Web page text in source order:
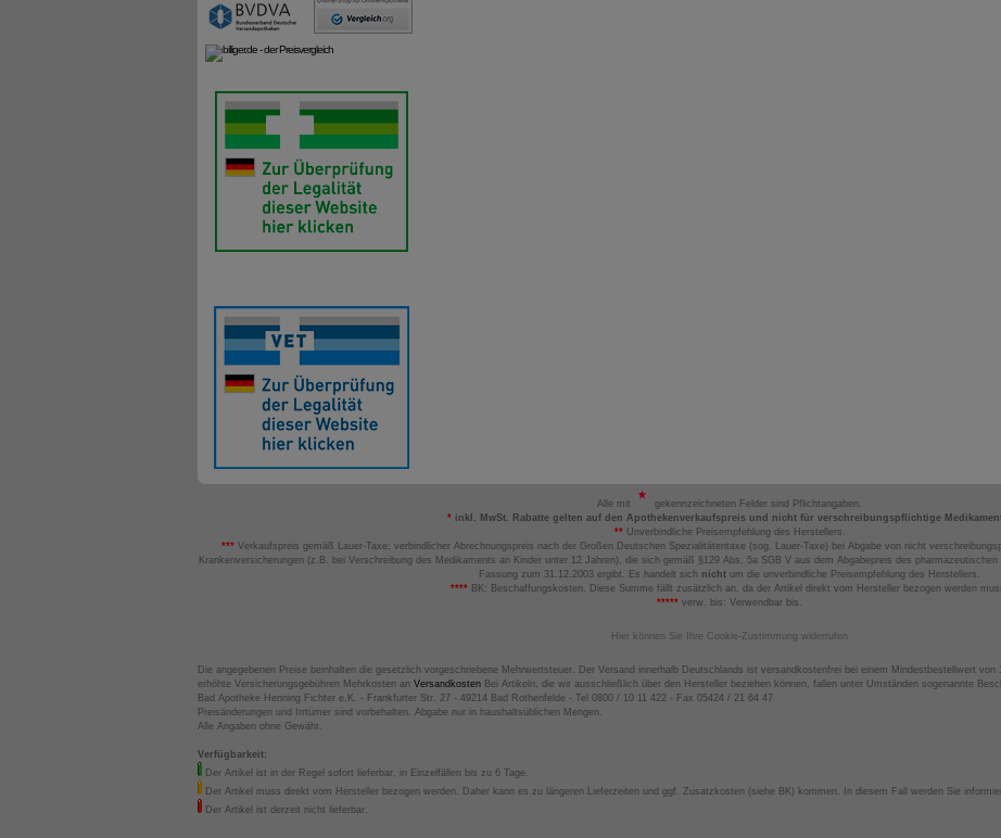
Alle mit
gekennzeichneten Felder sind Pflichtangaben.
* inkl. MwSt. Rabatte gelten auf den Apothekenverkaufspreis und nicht für verschreibungspflichtige
**Unverbindliche Preisempfehlung des Herstellers.
*** Verkaufspreis gemäß Lauer-Taxe; verbindlicher Abrechnungspreis nach der Großen Deutschen Spezialitätentaxe (sog. Lauer-Taxe) bei Abgabe von nicht
Krankenversicherungen (z.B. bei Verschreibung des Medikaments an Kinder unter 12 Jahren), die sich gemäß §129 Abs. 5a SGB V aus dem Abgabepreis des
Fassung zum 31.12.2003 ergibt. Es handelt sich nicht um die unverbindliche Preisempfehlung des Herstellers.
**** BK: Beschaffungskosten. Diese Summe fällt zusätzlich an, da der Artikel direkt vom Hersteller bezogen werden
***** verw. bis: Verwendbar bis.
Hier können Sie Ihre Cookie-Zustimmung widerrufen
Die angegebenen Preise beinhalten die gesetzlich vorgeschriebene Mehrwertsteuer. Der Versand innerhalb Deutschlands ist versandkostenfrei bei einem Mindestbestellwert von
erhöhte Versicherungsgebühren Mehrkosten an Versandkosten Bei Artikeln, die wir ausschließlich über den Hersteller beziehen können, fallen unter Umständen sogenannte
Bad Apotheke Henning Fichter e.K. - Frankfurter Str. 27 - 49214 Bad Rothenfelde - Tel 0800 / 10 11 422 - Fax 05424 / 21 64 47
Preisänderungen und Irrtümer sind vorbehalten. Abgabe nur in haushaltsüblichen Mengen.
Alle Angaben ohne Gewähr.
Verfügbarkeit:
Der Artikel ist in der Regel sofort lieferbar, in Einzelfällen bis zu 6 Tage.
Der Artikel muss direkt vom Hersteller bezogen werden. Daher kann es zu längeren Lieferzeiten und ggf. Zusatzkosten (siehe BK) kommen. In diesem Fall werden Sie
Der Artikel ist derzeit nicht lieferbar.